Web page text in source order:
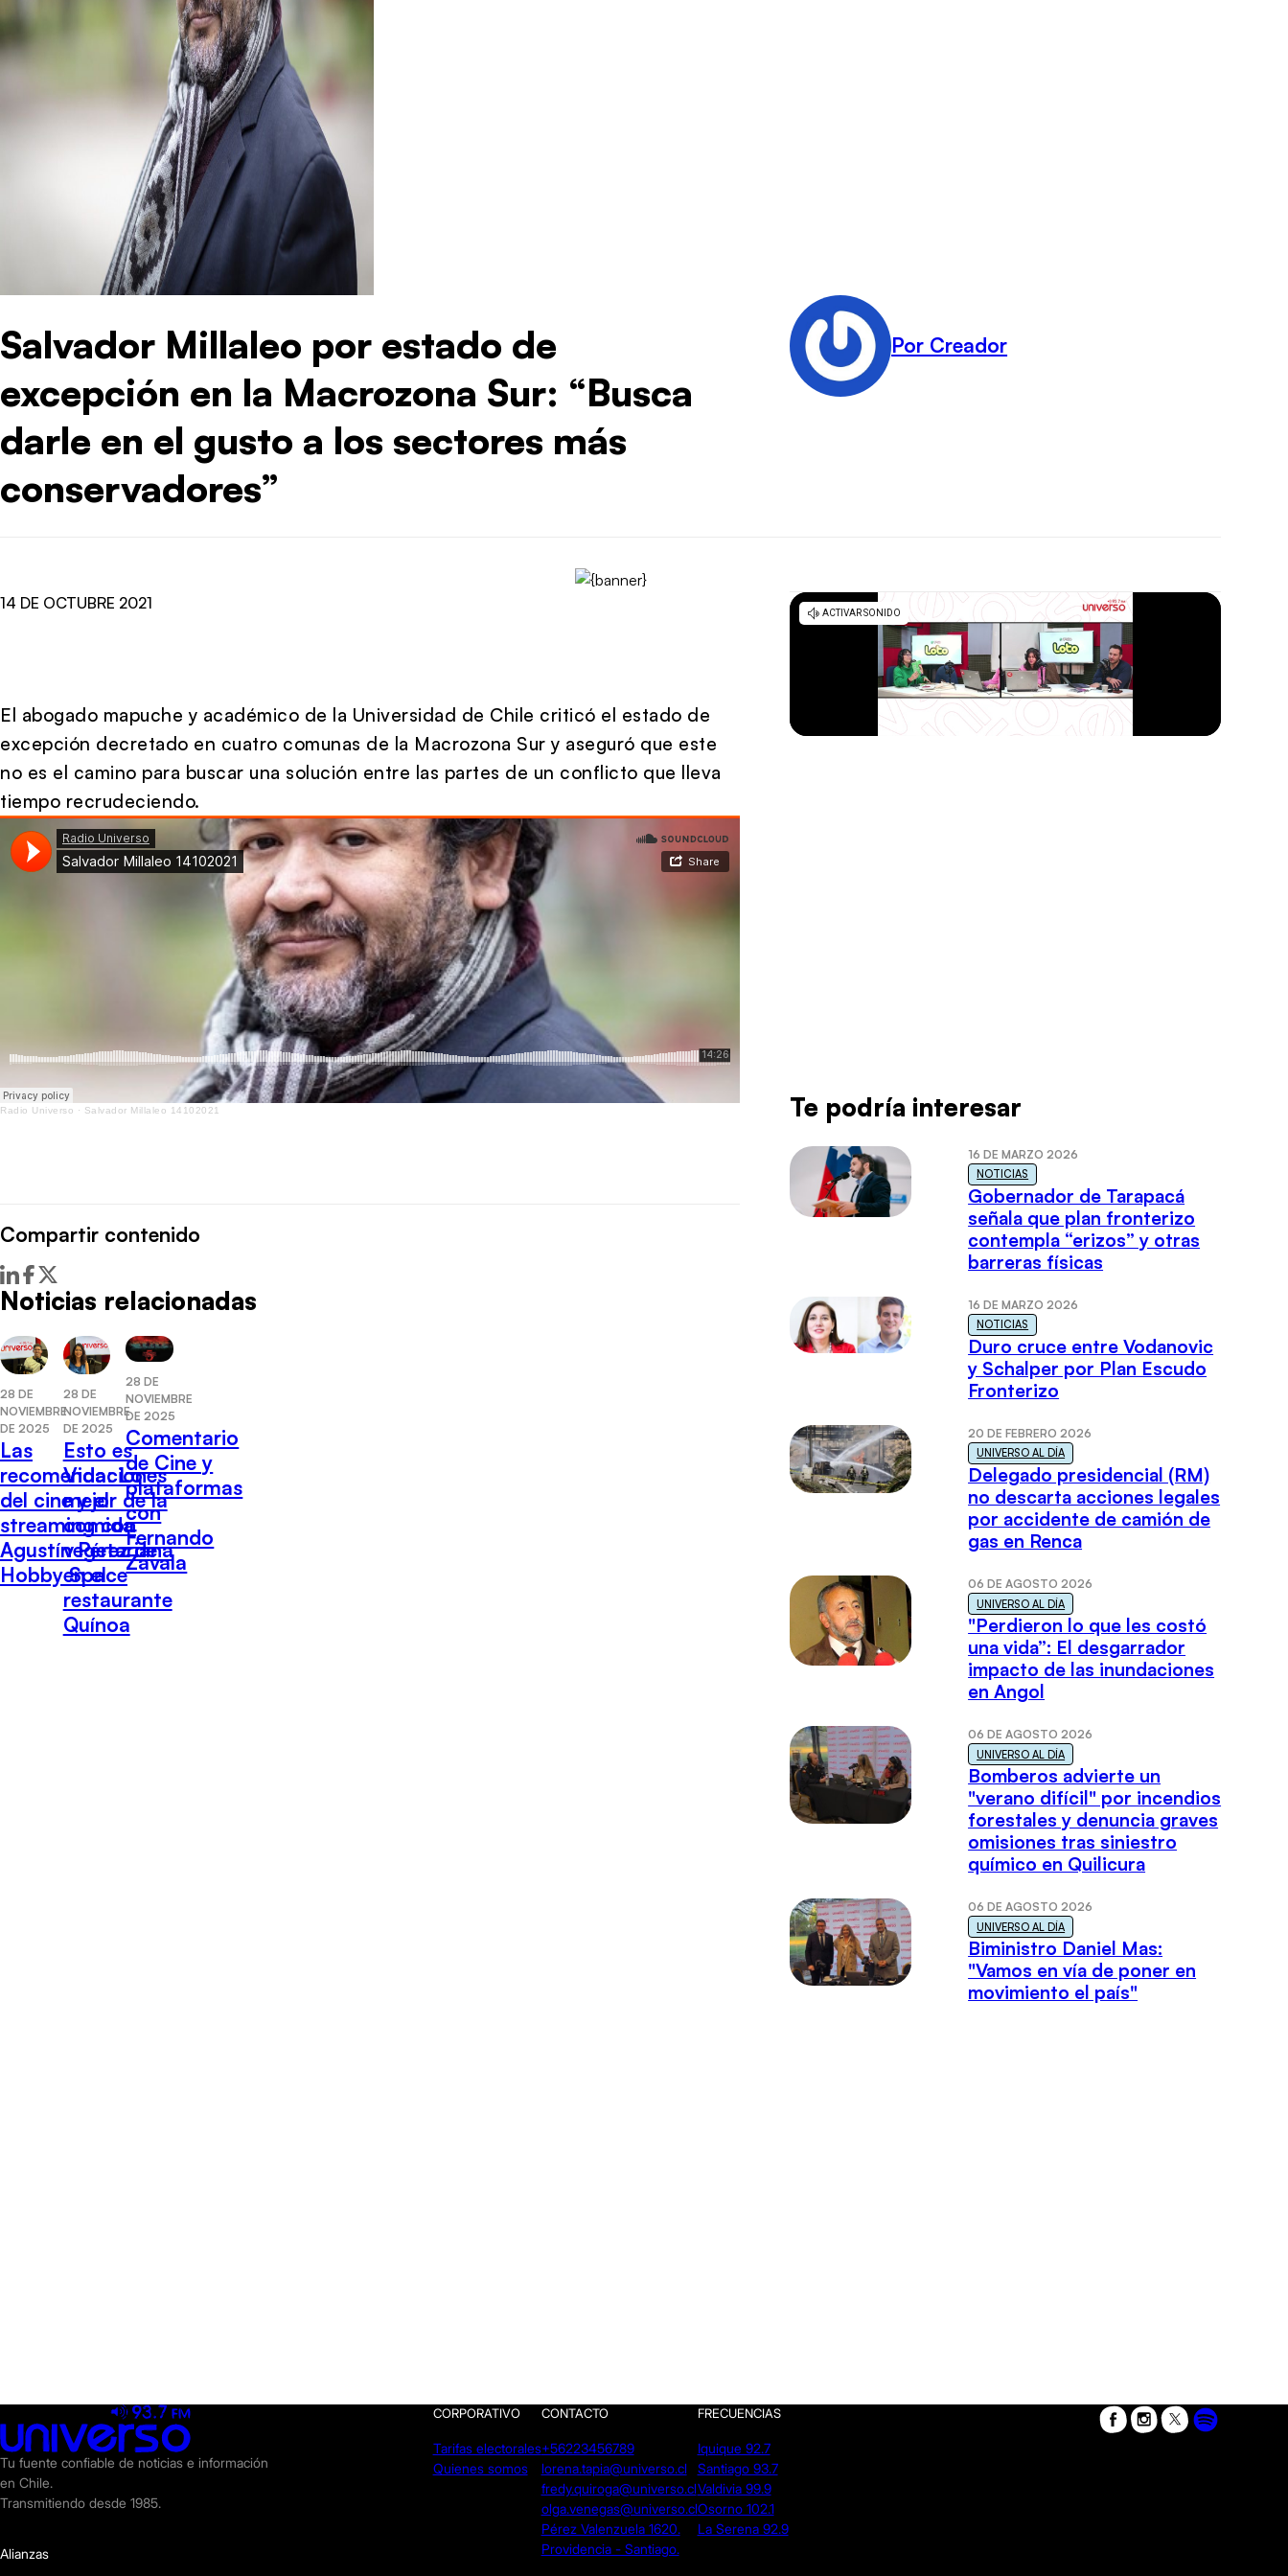
Salvador Millaleo por estado de
excepción en la Macrozona Sur: “Busca
darle en el gusto a los sectores más
conservadores”
Por Creador
14 DE OCTUBRE 2021
El abogado mapuche y académico de la Universidad de Chile criticó el estado de
excepción decretado en cuatro comunas de la Macrozona Sur y aseguró que este
no es el camino para buscar una solución entre las partes de un conflicto que lleva
tiempo recrudeciendo.
Radio Universo · Salvador Millaleo 14102021
Compartir contenido
Noticias relacionadas
28 DE
NOVIEMBRE
DE 2025
Las
recomendaciones
del cine y el
streaming con
Agustín Pérez de
Hobby Space
28 DE
NOVIEMBRE
DE 2025
Esto es
Vida: Lo
mejor de la
comida
vegetariana
en el
restaurante
Quínoa
28 DE
NOVIEMBRE
DE 2025
Comentario
de Cine y
plataformas
con
Fernando
Zavala
Te podría interesar
16 DE MARZO 2026
NOTICIAS
Gobernador de Tarapacá
señala que plan fronterizo
contempla “erizos” y otras
barreras físicas
16 DE MARZO 2026
NOTICIAS
Duro cruce entre Vodanovic
y Schalper por Plan Escudo
Fronterizo
20 DE FEBRERO 2026
UNIVERSO AL DÍA
Delegado presidencial (RM)
no descarta acciones legales
por accidente de camión de
gas en Renca
06 DE AGOSTO 2026
UNIVERSO AL DÍA
"Perdieron lo que les costó
una vida”: El desgarrador
impacto de las inundaciones
en Angol
06 DE AGOSTO 2026
UNIVERSO AL DÍA
Bomberos advierte un
"verano difícil" por incendios
forestales y denuncia graves
omisiones tras siniestro
químico en Quilicura
06 DE AGOSTO 2026
UNIVERSO AL DÍA
Biministro Daniel Mas:
"Vamos en vía de poner en
movimiento el país"
Tu fuente confiable de noticias e información
en Chile.
Transmitiendo desde 1985.
Alianzas
CORPORATIVO
Tarifas electorales
Quienes somos
CONTACTO
+56223456789
lorena.tapia@universo.cl
fredy.quiroga@universo.cl
olga.venegas@universo.cl
Pérez Valenzuela 1620.
Providencia - Santiago.
FRECUENCIAS
Iquique 92.7
Santiago 93.7
Valdivia 99.9
Osorno 102.1
La Serena 92.9